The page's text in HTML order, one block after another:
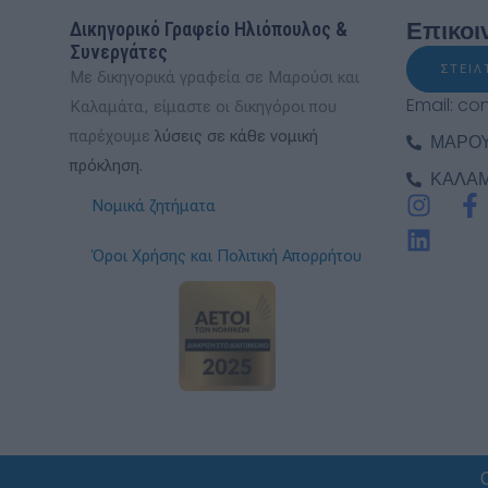
Δικηγορικό Γραφείο Ηλιόπουλος &
Συνεργάτες
Με δικηγορικά γραφεία σε Μαρούσι και
Καλαμάτα, είμαστε οι δικηγόροι που
παρέχουμε λύσεις σε κάθε νομική
πρόκληση.
Νομικά ζητήματα
Όροι Χρήσης και Πολιτική Απορρήτου
Email:
I
n
s
F
L
i
n